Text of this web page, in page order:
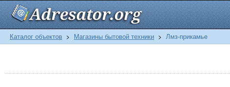
Каталог объектов > Магазины бытовой техники > Лмз-прикамье